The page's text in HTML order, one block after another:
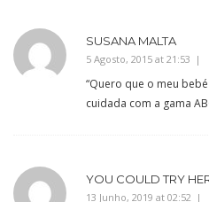
SUSANA MALTA
5 Agosto, 2015 at 21:53
“Quero que o meu
cuidada com a gama
YOU COULD TRY
13 Junho, 2019 at 02:52